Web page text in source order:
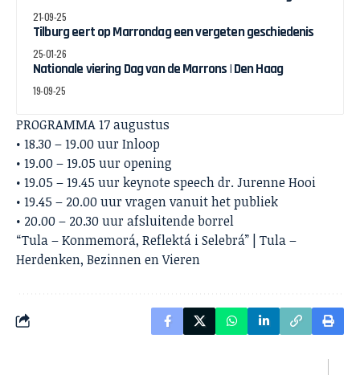
21-09-25
Tilburg eert op Marrondag een vergeten geschiedenis
25-01-26
Nationale viering Dag van de Marrons | Den Haag
19-09-25
PROGRAMMA 17 augustus
• 18.30 – 19.00 uur Inloop
• 19.00 – 19.05 uur opening
• 19.05 – 19.45 uur keynote speech dr. Jurenne Hooi
• 19.45 – 20.00 uur vragen vanuit het publiek
• 20.00 – 20.30 uur afsluitende borrel
“Tula – Konmemorá, Reflektá i Selebrá” | Tula –
Herdenken, Bezinnen en Vieren